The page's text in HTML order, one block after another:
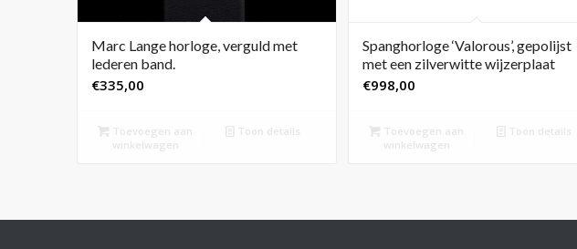
Marc Lange horloge, verguld met
lederen band.
€335,00
Toevoegen aan
winkelwagen
Toon details
Spanghorloge ‘Valorous’, gepolijst
met een zilverwitte wijzerplaat
€998,00
Toevoegen aan
winkelwagen
Toon details